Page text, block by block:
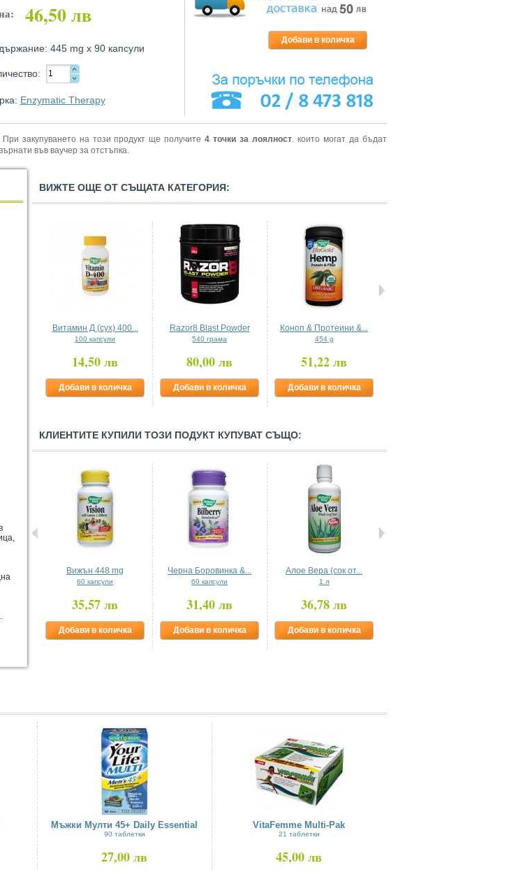
46,50 лв
445 mg х 90 капсули
Enzymatic Therapy
При закупуването на този продукт ще получите4 точки за лоялност. които могат да бъдат
във ваучер за отстъпка.
ВИЖТЕ ОЩЕ ОТ СЪЩАТА КАТЕГОРИЯ:
Витамин Д (сух) 400...
100 капсули
14,50 лв
Добави в количка
Razor8 Blast Powder
540 грама
80,00 лв
Добави в количка
Коноп & Протеини &...
454 g
51,22 лв
Добави в количка
КЛИЕНТИТЕ КУПИЛИ ТОЗИ ПОДУКТ КУПУВАТ СЪЩО:
Вижън 448 mg
60 капсули
35,57 лв
Добави в количка
Черна Боровинка &...
60 капсули
31,40 лв
Добави в количка
Алое Вера (сок от...
1 л
36,78 лв
Добави в количка
Мъжки Мулти 45+ Daily Essential
90 таблетки
27,00 лв
VitaFemme Multi-Pak
21 таблетки
45,00 лв